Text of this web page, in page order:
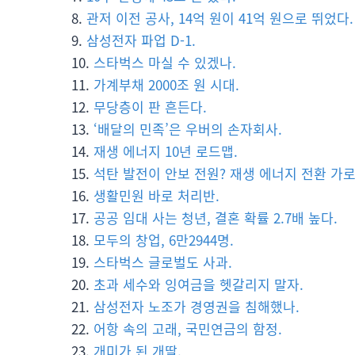
관저 이전 공사, 14억 원이 41억 원으로 뛰었다.
삼성전자 파업 D-1.
스타벅스 마실 수 있겠나.
가계부채 2000조 원 시대.
무당층이 판 흔든다.
‘배달의 민족’은 우버의 손자회사.
재생 에너지 10년 로드맵.
석탄 발전이 안보 전원? 재생 에너지 전환 가
생활민원 바로 처리반.
공공 임대 사는 청년, 결혼 확률 2.7배 높다.
모두의 창업, 6만2944명.
스타벅스 글로벌도 사과.
초과 세수와 잉여금을 헷갈리지 말자.
삼성전자 노조가 경영권을 침해했나.
어항 속의 고래, 국민연금의 함정.
개미가 된 개딸.